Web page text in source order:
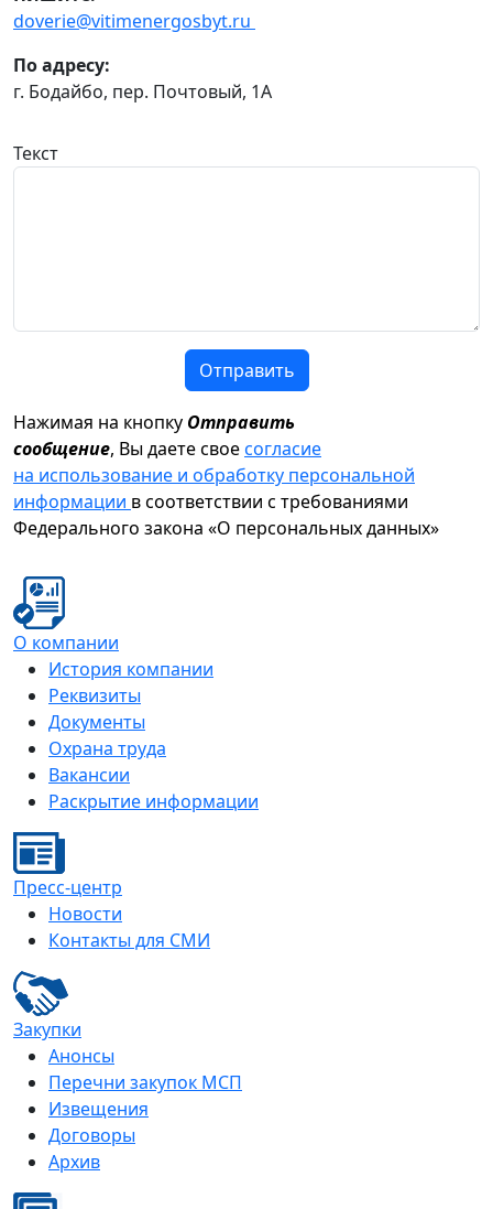
doverie@vitimenergosbyt.ru
По адресу:
г. Бодайбо, пер. Почтовый, 1А
Текст
Отправить
Нажимая на кнопку Отправить
сообщение, Вы даете своесогласие
на использование и обработку персональной
информации в соответствии с требованиями
Федерального закона «О персональных данных»
О компании
История компании
Реквизиты
Документы
Охрана труда
Вакансии
Раскрытие информации
Пресс-центр
Новости
Контакты для СМИ
Закупки
Анонсы
Перечни закупок МСП
Извещения
Договоры
Архив